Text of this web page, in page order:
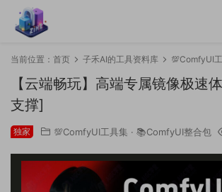
当前位置： 首页 子禾AI的工具资料库 💯ComfyUI
【云端畅玩】高端专属镜像极速
支撑]
独家 💯ComfyUI工具集 · 📚ComfyUI整合包